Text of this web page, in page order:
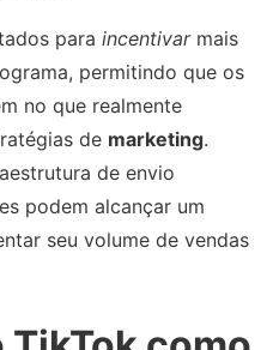
para incentivarmais
permitindo que os
no que realmente
de marketing.
de envio
podem alcançar um
seu volume de vendas